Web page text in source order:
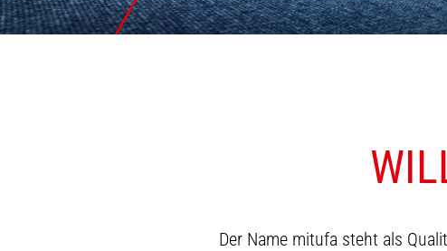
Der Name mitufa steht als